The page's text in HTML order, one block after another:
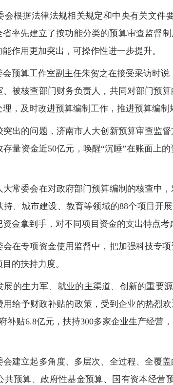
会根据法律法规相关规定和中央有关文
率先建立了按功能分类的预算审查监督
作用更加突出，可操作性进一步提升。
预算工作室副主任朱贺之在接受采访时
、被核查部门财务负责人，共同对部门预
，及时改进预算编制工作，推进预算编制
突出的问题，济南市人大创新预算审查监
量资金近50亿元，唤醒“沉睡”在账面上
大常委会在对政府部门预算编制的核查中
、城市建设、教育等领域的88个项目开
金拿到手，对不同项目资金的支出特点
会在专项资金使用监督中，把加强科技专
的扶持力度。
展的生力军、就业的主渠道、创新的重要
给予财政补贴的政策，受到企业的热烈
补贴6.8亿元，扶持300多家企业生产经营
会建立起多角度、多层次、全过程、全覆
共预算、政府性基金预算、国有资本经营